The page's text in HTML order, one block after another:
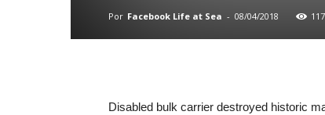
Por Facebook Life at Sea - 08/04/2018 117
Disabled bulk carrier destroyed historic